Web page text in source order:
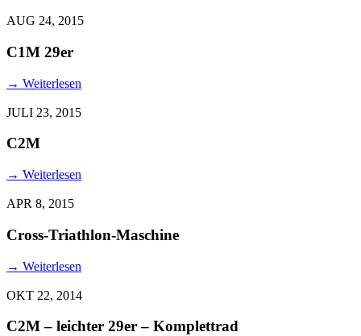
AUG 24, 2015
C1M 29er
→ Weiterlesen
JULI 23, 2015
C2M
→ Weiterlesen
APR 8, 2015
Cross-Triathlon-Maschine
→ Weiterlesen
OKT 22, 2014
C2M – leichter 29er – Komplettrad